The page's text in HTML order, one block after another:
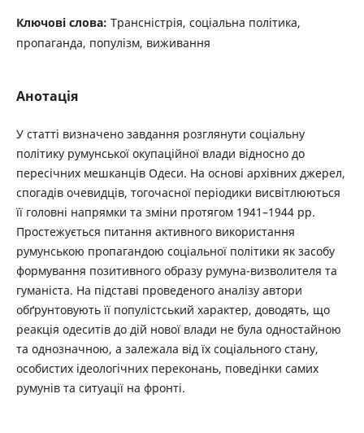
Ключові слова: Трансністрія, соціальна політика,
пропаганда, популізм, виживання
Анотація
У статті визначено завдання розглянути соціальну
політику румунської окупаційної влади відносно до
пересічних мешканців Одеси. На основі архівних джерел,
спогадів очевидців, тогочасної періодики висвітлюються
її головні напрямки та зміни протягом 1941–1944 рр.
Простежується питання активного використання
румунською пропагандою соціальної політики як засобу
формування позитивного образу румуна-визволителя та
гуманіста. На підставі проведеного аналізу автори
обґрунтовують її популістський характер, доводять, що
реакція одеситів до дій нової влади не була одностайною
та однозначною, а залежала від їх соціального стану,
особистих ідеологічних переконань, поведінки самих
румунів та ситуації на фронті.